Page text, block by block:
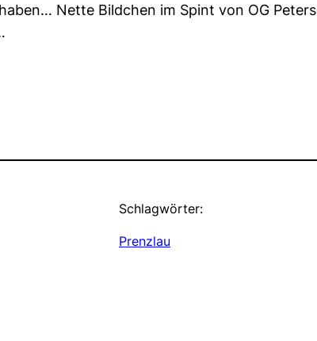
Nette Bildchen im Spint von OG
Schlagwörter:
Prenzlau